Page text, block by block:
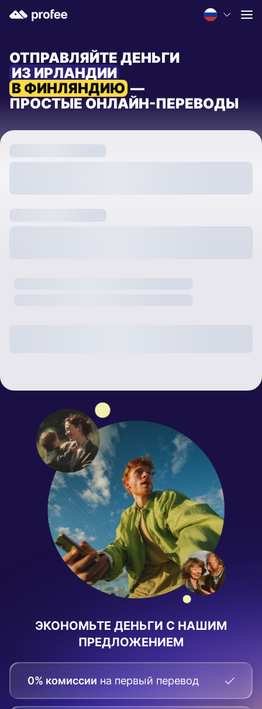
ОТПРАВЛЯЙТЕ ДЕНЬГИ
ИЗ ИРЛАНДИИ
В ФИНЛЯНДИЮ —
ПРОСТЫЕ ОНЛАЙН-ПЕРЕВОДЫ
ЭКОНОМЬТЕ ДЕНЬГИ С НАШИМ
ПРЕДЛОЖЕНИЕМ
0% комиссии на первый перевод